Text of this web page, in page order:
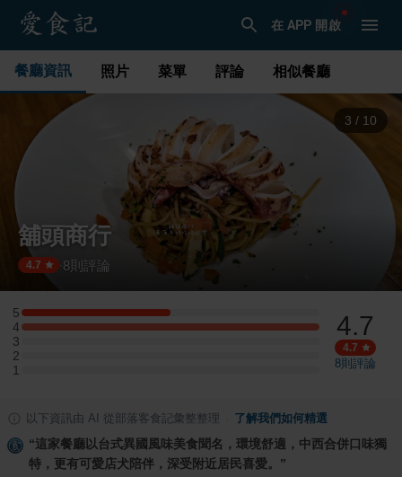
在 APP 開啟
餐廳資訊 照片 菜單 評論 相似餐廳
4 / 10
舖頭商行
4.7 8 則評論
5
5 星：1 則評論
4
4 星：2 則評論
3
3 星：0 則評論
2
2 星：0 則評論
1
1 星：0 則評論
4.7
4.7
8則評論
以下資訊由 AI 從部落客食記彙整整理 了解我們如何精選
“這家餐廳以台式異國風味美食聞名，環境舒適，中西合併口味獨
特，更有可愛店犬陪伴，深受附近居民喜愛。 ”